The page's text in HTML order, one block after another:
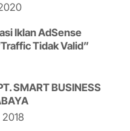
Iklan AdSense
Tidak Valid”
SMART BUSINESS